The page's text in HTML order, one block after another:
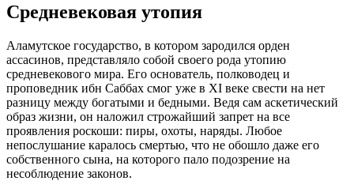
Средневековая утопия
Аламутское государство, в котором зародился орден
ассасинов, представляло собой своего рода утопию
средневекового мира. Его основатель, полководец и
проповедник ибн Саббах смог уже в XI веке свести на нет
разницу между богатыми и бедными. Ведя сам аскетический
образ жизни, он наложил строжайший запрет на все
проявления роскоши: пиры, охоты, наряды. Любое
непослушание каралось смертью, что не обошло даже его
собственного сына, на которого пало подозрение на
несоблюдение законов.